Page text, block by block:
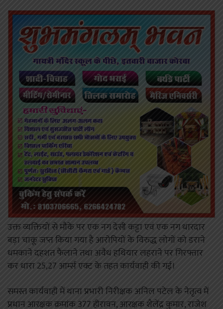
उक्त व्यक्तियों से मौके पर एक नग देसी कट्टा एवं एक नग धारदार
बड़ा चाकू जप्त किया गया है आरोपियों के विरुद्ध लोगों को डराने
धमकाने दहशत फैलाने तथा अवैध हथियार लहराने पर गिरफ्तार
कर धारा 25,27 आर्म्स एक्ट के तहत कार्यवाही की गई।
समस्त कार्यवाही में थाना प्रभारी निरीक्षक अनिल पटेल के नेतृत्व में
प्रधान आरक्षक क्रमांक 377 हीरावन, आरक्षक शैलेंद्र कुमार, राजेश